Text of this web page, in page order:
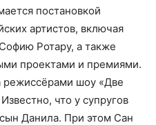
постановкой
артистов, включая
Ротару, а также
проектами и премиями.
режиссёрами шоу «Две
что у супругов
Данила. При этом Сан